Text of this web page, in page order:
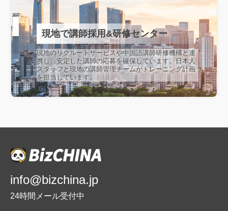
現地で講師採用&研修センター
現地のリクルートサービスや中国語講師研修機構と連
携し、安定した講師の応募を確保しています。日本人
スタッフと現地の講師管理チームがトレーニング計画
を担当しています。
info@bizchina.jp
24時間メール受付中